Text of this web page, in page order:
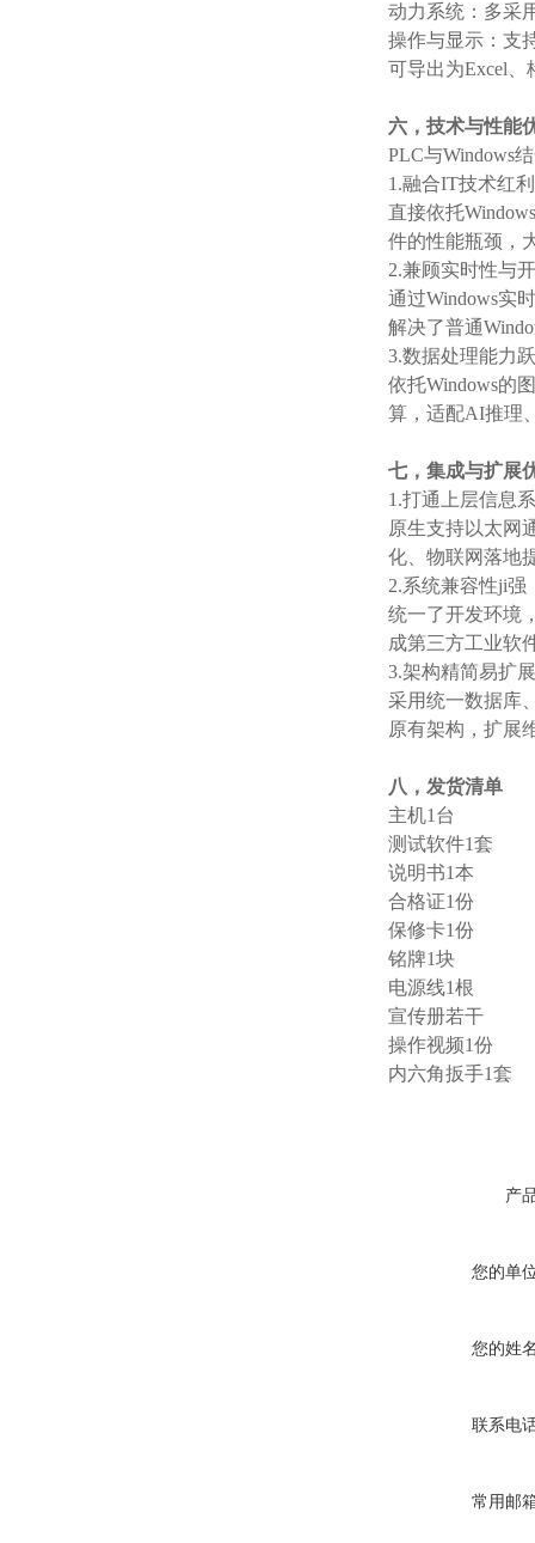
动力系统‌：多采
操作与显示‌：支
可导出为Excel、
六，技术与性能
PLC与Windows
1.‌融合IT技术红利‌
直接依托
件的性能瓶颈，
2.‌兼顾实时性与
通过Windows实
解决了普通
3.‌数据处理能力
依托Windows的
算，适配AI推理
七，集成与扩展
1.‌打通上层信息
原生支持以太网
化、物联网落地
2.‌系统兼容性ji强‌
统一了开发环境
成第三方工业软
3.‌架构精简易扩展‌
采用统一数据库
原有架构，扩展
八，发货清单
主机1台
测试软件1套
说明书1本
合格证1份
保修卡1份
铭牌1块
电源线1根
宣传册若干
操作视频1份
内六角扳手1套
产
您的单
您的姓
联系电
常用邮